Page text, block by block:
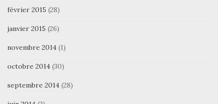
février 2015 (28)
janvier 2015 (26)
novembre 2014 (1)
octobre 2014 (30)
septembre 2014 (28)